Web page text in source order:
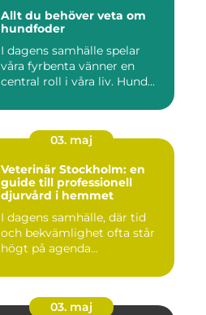
Allt du behöver veta om
hundfoder
I dagens samhälle spelar
våra fyrbenta vänner en
central roll i våra liv. Hund...
03. maj
Veterinär Stockholm: en
guide till professionell
djurvård i hemmet
I dagens samhälle, där tid
och bekvämlighet ofta står
högt på agenda...
03. maj